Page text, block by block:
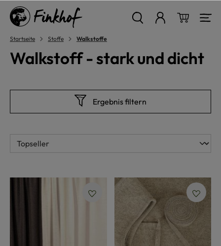
springen
Startseite Stoffe Walkstoffe
Walkstoff - stark und dicht
Ergebnis filtern